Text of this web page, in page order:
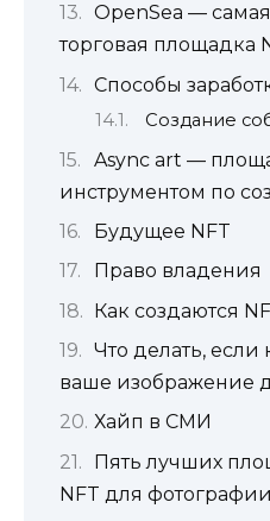
OpenSea —
торговая площадка
Способы
Создание
Async art —
инструментом по
Будущее NFT
Право владения
Как создаются
Что делать, если
ваше изображение
Хайп в СМИ
Пять лучших
NFT для фотографии